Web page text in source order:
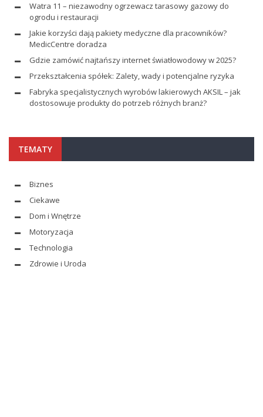
Watra 11 – niezawodny ogrzewacz tarasowy gazowy do
ogrodu i restauracji
Jakie korzyści dają pakiety medyczne dla pracowników?
MedicCentre doradza
Gdzie zamówić najtańszy internet światłowodowy w 2025?
Przekształcenia spółek: Zalety, wady i potencjalne ryzyka
Fabryka specjalistycznych wyrobów lakierowych AKSIL – jak
dostosowuje produkty do potrzeb różnych branż?
TEMATY
Biznes
Ciekawe
Dom i Wnętrze
Motoryzacja
Technologia
Zdrowie i Uroda